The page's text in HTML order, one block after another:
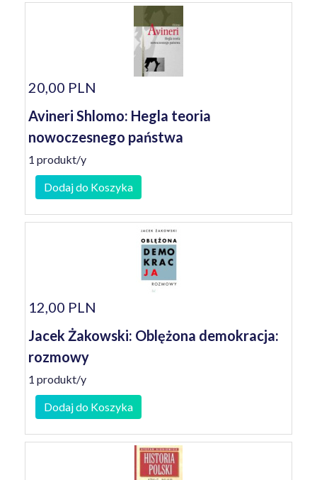
20,00 PLN
Avineri Shlomo: Hegla teoria
nowoczesnego państwa
1 produkt/y
Dodaj do Koszyka
12,00 PLN
Jacek Żakowski: Oblężona demokracja:
rozmowy
1 produkt/y
Dodaj do Koszyka